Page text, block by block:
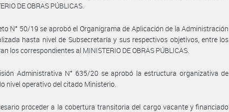
DE OBRAS PÚBLICAS.
N° 50/19 se aprobó el Organigrama de Aplicación de la Administración
hasta nivel de Subsecretaría y sus respectivos objetivos, entre los
los correspondientes al MINISTERIO DE OBRAS PÚBLICAS.
Administrativa N° 635/20 se aprobó la estructura organizativa de
nivel operativo del citado Ministerio.
proceder a la cobertura transitoria del cargo vacante y financiado